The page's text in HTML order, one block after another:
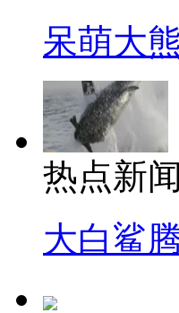
呆萌大
热点新闻
大白鲨